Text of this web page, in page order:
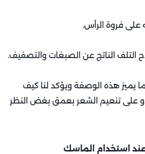
فروة الرأس.
التلف الناتج عن الصبغات والتصفيف.
ما يميز هذه الوصفة ويؤكد لنا كيف
على تنعيم الشعر بعمق بغض النظر
استخدام الماسك